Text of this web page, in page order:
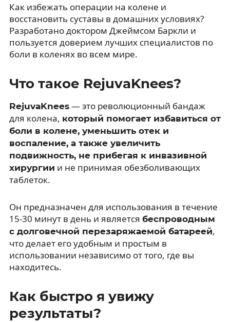
Как избежать операции на колене и
восстановить суставы в домашних условиях?
Разработано доктором Джеймсом Баркли и
пользуется доверием лучших специалистов по
боли в коленях во всем мире.
Что такое RejuvaKnees?
RejuvaKnees— это революционный бандаж
для колена, который помогает избавиться от
боли в колене, уменьшить отек и
воспаление, а также увеличить
подвижность, не прибегая к инвазивной
хирургии и не принимая обезболивающих
таблеток.
Он предназначен для использования в течение
15-30 минут в день и является беспроводным
с долговечной перезаряжаемой батареей,
что делает его удобным и простым в
использовании независимо от того, где вы
находитесь.
Как быстро я увижу
результаты?